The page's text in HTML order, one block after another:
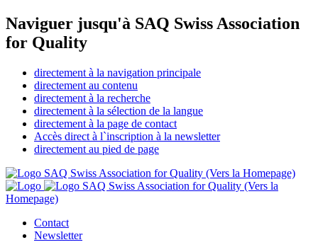
Naviguer jusqu'à SAQ Swiss Association
for Quality
directement à la navigation principale
directement au contenu
directement à la recherche
directement à la sélection de la langue
directement à la page de contact
Accès direct à l`inscription à la newsletter
directement au pied de page
SAQ Swiss Association for Quality (Vers la Homepage)
SAQ Swiss Association for Quality (Vers la
Homepage)
Contact
Newsletter